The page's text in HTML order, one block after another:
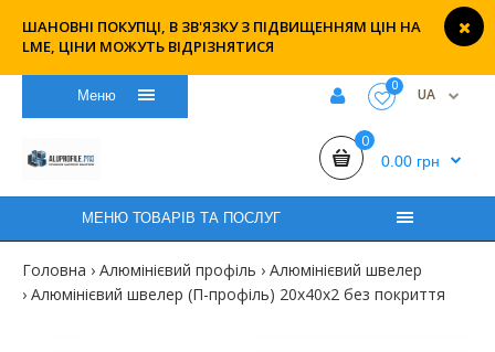
ШАНОВНІ ПОКУПЦІ, В ЗВ'ЯЗКУ З ПІДВИЩЕННЯМ ЦІН НА
LME, ЦІНИ МОЖУТЬ ВІДРІЗНЯТИСЯ
Меню
0 UA
0
0.00 грн
МЕНЮ ТОВАРІВ ТА ПОСЛУГ
Головна Алюмінієвий профіль
Алюмінієвий швелер
Алюмінієвий швелер (П-профіль) 20х40х2 без покриття